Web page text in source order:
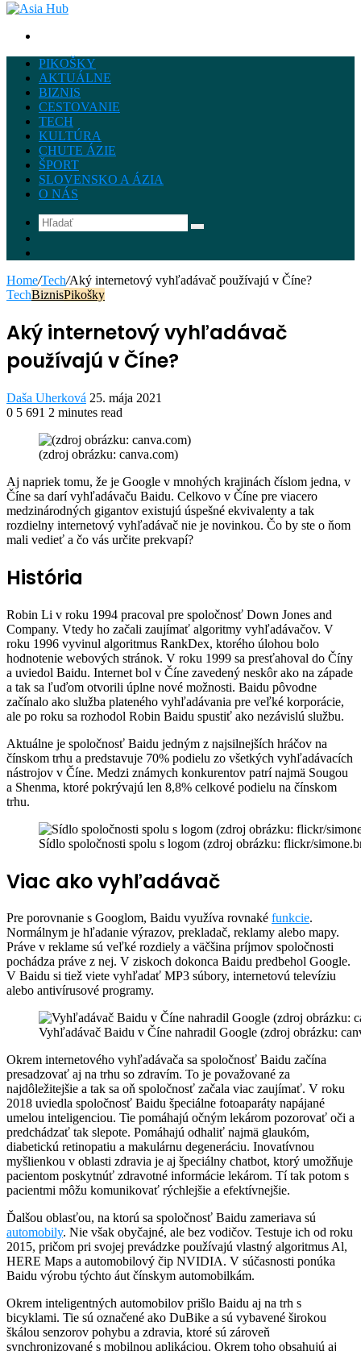
PIKOŠKY
AKTUÁLNE
BIZNIS
CESTOVANIE
TECH
KULTÚRA
CHUTE ÁZIE
ŠPORT
SLOVENSKO A ÁZIA
O NÁS
Hľadať
Home/Tech/Aký internetový vyhľadávač používajú v Číne?
TechBiznisPikošky
Aký internetový vyhľadávač
používajú v Číne?
Daša Uherková Send
an
25. mája 2021
0 5 691 2 minutes read
(zdroj obrázku: canva.com)
Aj napriek tomu, že je Google v mnohých krajinách číslom jedna, v
Číne sa darí vyhľadávaču Baidu. Celkovo v Číne pre viacero
medzinárodných gigantov existujú úspešné ekvivalenty a tak
rozdielny internetový vyhľadávač nie je novinkou. Čo by ste o ňom
mali vedieť a čo vás určite prekvapí?
História
Robin Li v roku 1994 pracoval pre spoločnosť Down Jones and
Company. Vtedy ho začali zaujímať algoritmy vyhľadávačov. V
roku 1996 vyvinul algoritmus RankDex, ktorého úlohou bolo
hodnotenie webových stránok. V roku 1999 sa presťahoval do Číny
a uviedol Baidu. Internet bol v Číne zavedený neskôr ako na západe
a tak sa ľuďom otvorili úplne nové možnosti. Baidu pôvodne
začínalo ako služba plateného vyhľadávania pre veľké korporácie,
ale po roku sa rozhodol Robin Baidu spustiť ako nezávislú službu.
Aktuálne je spoločnosť Baidu jedným z najsilnejších hráčov na
čínskom trhu a predstavuje 70% podielu zo všetkých vyhľadávacích
nástrojov v Číne. Medzi známych konkurentov patrí najmä Sougou
a Shenma, ktoré pokrývajú len 8,8% celkové podielu na čínskom
trhu.
Sídlo spoločnosti spolu s logom (zdroj obrázku: flickr/
Viac ako vyhľadávač
Pre porovnanie s Googlom, Baidu využíva rovnaké funkcie.
Normálnym je hľadanie výrazov, prekladač, reklamy alebo mapy.
Práve v reklame sú veľké rozdiely a väčšina príjmov spoločnosti
pochádza práve z nej. V ziskoch dokonca Baidu predbehol Google.
V Baidu si tiež viete vyhľadať MP3 súbory, internetovú televíziu
alebo antivírusové programy.
Vyhľadávač Baidu v Číne nahradil Google (zdroj obrázku:
Okrem internetového vyhľadávača sa spoločnosť Baidu začína
presadzovať aj na trhu so zdravím. To je považované za
najdôležitejšie a tak sa oň spoločnosť začala viac zaujímať. V roku
2018 uviedla spoločnosť Baidu špeciálne fotoaparáty napájané
umelou inteligenciou. Tie pomáhajú očným lekárom pozorovať oči a
predchádzať tak slepote. Pomáhajú odhaliť najmä glaukóm,
diabetickú retinopatiu a makulárnu degeneráciu. Inovatívnou
myšlienkou v oblasti zdravia je aj špeciálny chatbot, ktorý umožňuje
pacientom poskytnúť zdravotné informácie lekárom. Tí tak potom s
pacientmi môžu komunikovať rýchlejšie a efektívnejšie.
Ďalšou oblasťou, na ktorú sa spoločnosť Baidu zameriava sú
automobily. Nie však obyčajné, ale bez vodičov. Testuje ich od roku
2015, pričom pri svojej prevádzke používajú vlastný algoritmus Al,
HERE Maps a automobilový čip NVIDIA. V súčasnosti ponúka
Baidu výrobu týchto áut čínskym automobilkám.
Okrem inteligentných automobilov prišlo Baidu aj na trh s
bicyklami. Tie sú označené ako DuBike a sú vybavené širokou
škálou senzorov pohybu a zdravia, ktoré sú zároveň
synchronizované s mobilnou aplikáciou. Okrem toho obsahujú aj